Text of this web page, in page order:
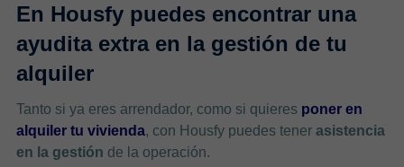
En Housfy puedes encontrar una
ayudita extra en la gestión de tu
alquiler
Tanto si ya eres arrendador, como si quieres poner en
alquiler tu vivienda, con Housfy puedes tenerasistencia
en la gestión de la operación.